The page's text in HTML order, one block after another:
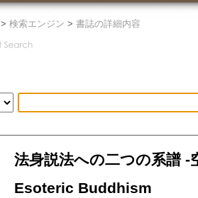
> 検索エンジン > 書誌の詳細内容
法身説法への二つの系譜
Esoteric Buddhism